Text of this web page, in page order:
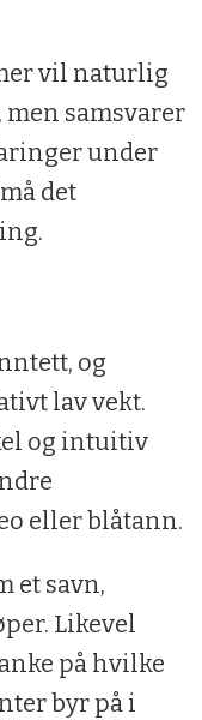
vil naturlig
samsvarer
under
det
og
lav vekt.
og intuitiv
eller blåtann.
et savn,
Likevel
på hvilke
byr på i